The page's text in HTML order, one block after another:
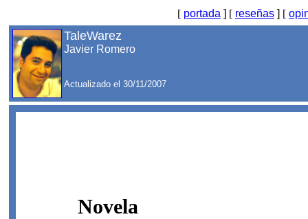
[ portada ] [ reseñas ] [
TaleWarez
Javier Romero
Actualizado el 30/11/2007
Novela